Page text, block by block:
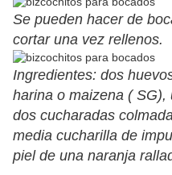
Se pueden hacer de
cortar una vez rellenos.
Ingredientes: dos
harina o maizena ( SG),
dos cucharadas
media cucharilla de
piel de una naranja